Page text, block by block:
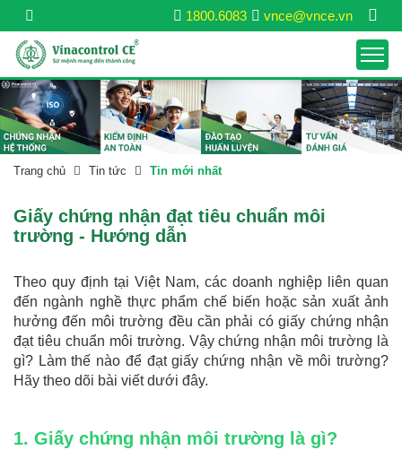
vnce@vnce.vn
1800.6083
Trang chủ Tin tức Tin mới nhất
Giấy chứng nhận đạt tiêu chuẩn môi
trường - Hướng dẫn
Theo quy định tại Việt Nam, các doanh nghiệp liên quan
đến ngành nghề thực phẩm chế biến hoặc sản xuất ảnh
hưởng đến môi trường đều cần phải có giấy chứng nhận
đạt tiêu chuẩn môi trường. Vậy chứng nhận môi trường là
gì? Làm thế nào để đạt giấy chứng nhận về môi trường?
Hãy theo dõi bài viết dưới đây.
1. Giấy chứng nhận môi trường là gì?